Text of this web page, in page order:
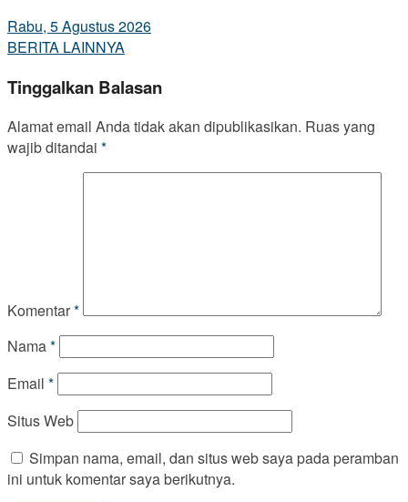
Rabu, 5 Agustus 2026
BERITA LAINNYA
Tinggalkan Balasan
Alamat email Anda tidak akan dipublikasikan. Ruas yang
wajib ditandai *
Komentar*
Nama*
Email *
Situs Web
Simpan nama, email, dan situs web saya pada peramban
ini untuk komentar saya berikutnya.